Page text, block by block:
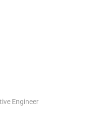
Engineer